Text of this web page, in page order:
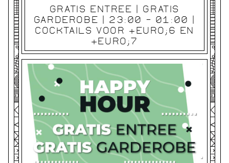
GRATIS ENTREE | GRATIS
GARDEROBE | 23:00 - 01:00 |
COCKTAILS VOOR &EURO;6 EN
&EURO;7